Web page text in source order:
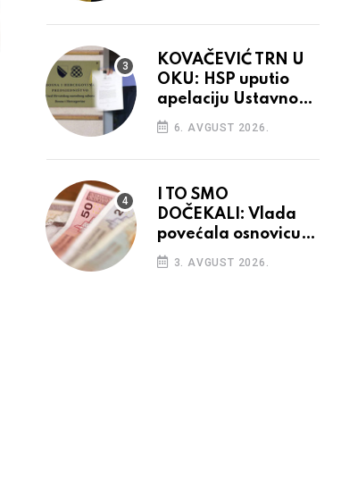
KOVAČEVIĆ TRN U
OKU: HSP uputio
apelaciju Ustavnom
sudu BiH
6. AVGUST 2026.
I TO SMO
DOČEKALI: Vlada
povećala osnovicu
za obračun plaća
budžetskim
3. AVGUST 2026.